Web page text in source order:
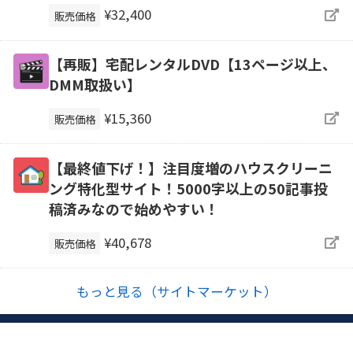
販売価格 ¥32,400
【再販】宅配レンタルDVD【13ページ以上、
DMM取扱い】
販売価格 ¥15,360
【最終値下げ！】注目度増のハウスクリーニ
ング特化型サイト！5000字以上の50記事投
稿済みなので始めやすい！
販売価格 ¥40,678
もっと見る（サイトマーケット）